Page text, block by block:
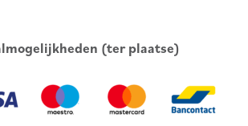
(ter plaatse)